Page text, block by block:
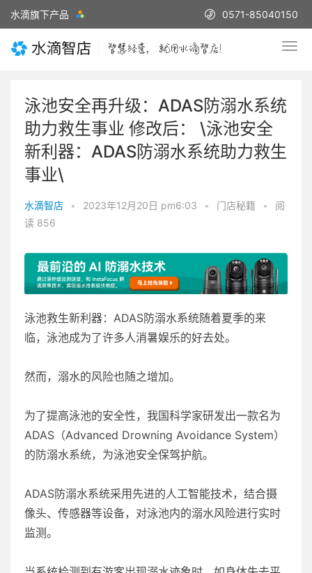
水滴旗下产品 0571-85040150
泳池安全再升级：ADAS防溺水系统
助力救生事业 修改后： \泳池安全
新利器：ADAS防溺水系统助力救生
事业\
水滴智店 • 2023年12月20日 pm6:03 • 门店秘籍 •
阅
读 856
泳池救生新利器：ADAS防溺水系统随着夏季的来
临，泳池成为了许多人消暑娱乐的好去处。
然而，溺水的风险也随之增加。
为了提高泳池的安全性，我国科学家研发出一款名为
ADAS（Advanced Drowning Avoidance System）
的防溺水系统，为泳池安全保驾护航。
ADAS防溺水系统采用先进的人工智能技术，结合摄
像头、传感器等设备，对泳池内的溺水风险进行实时
监测。